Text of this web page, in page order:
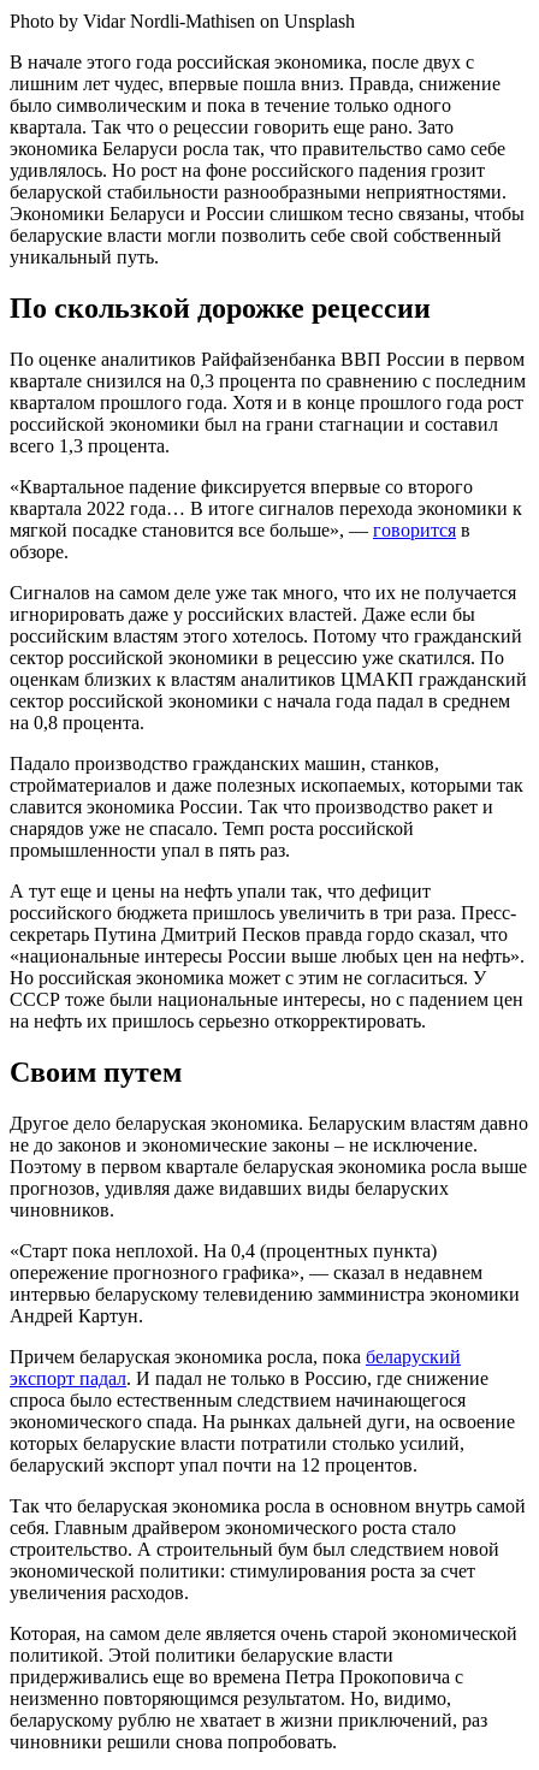
Photo by Vidar Nordli-Mathisen on Unsplash
В начале этого года российская экономика, после двух с
лишним лет чудес, впервые пошла вниз. Правда, снижение
было символическим и пока в течение только одного
квартала. Так что о рецессии говорить еще рано. Зато
экономика Беларуси росла так, что правительство само себе
удивлялось. Но рост на фоне российского падения грозит
беларуской стабильности разнообразными неприятностями.
Экономики Беларуси и России слишком тесно связаны, чтобы
беларуские власти могли позволить себе свой собственный
уникальный путь.
По скользкой дорожке рецессии
По оценке аналитиков Райфайзенбанка ВВП России в первом
квартале снизился на 0,3 процента по сравнению с последним
кварталом прошлого года. Хотя и в конце прошлого года рост
российской экономики был на грани стагнации и составил
всего 1,3 процента.
«Квартальное падение фиксируется впервые со второго
квартала 2022 года… В итоге сигналов перехода экономики к
мягкой посадке становится все больше», — говорится в
обзоре.
Сигналов на самом деле уже так много, что их не получается
игнорировать даже у российских властей. Даже если бы
российским властям этого хотелось. Потому что гражданский
сектор российской экономики в рецессию уже скатился. По
оценкам близких к властям аналитиков ЦМАКП гражданский
сектор российской экономики с начала года падал в среднем
на 0,8 процента.
Падало производство гражданских машин, станков,
стройматериалов и даже полезных ископаемых, которыми так
славится экономика России. Так что производство ракет и
снарядов уже не спасало. Темп роста российской
промышленности упал в пять раз.
А тут еще и цены на нефть упали так, что дефицит
российского бюджета пришлось увеличить в три раза. Пресс-
секретарь Путина Дмитрий Песков правда гордо сказал, что
«национальные интересы России выше любых цен на нефть».
Но российская экономика может с этим не согласиться. У
СССР тоже были национальные интересы, но с падением цен
на нефть их пришлось серьезно откорректировать.
Своим путем
Другое дело беларуская экономика. Беларуским властям давно
не до законов и экономические законы – не исключение.
Поэтому в первом квартале беларуская экономика росла выше
прогнозов, удивляя даже видавших виды беларуских
чиновников.
«Старт пока неплохой. На 0,4 (процентных пункта)
опережение прогнозного графика», — сказал в недавнем
интервью беларускому телевидению замминистра экономики
Андрей Картун.
Причем беларуская экономика росла, пока беларуский
экспорт падал. И падал не только в Россию, где снижение
спроса было естественным следствием начинающегося
экономического спада. На рынках дальней дуги, на освоение
которых беларуские власти потратили столько усилий,
беларуский экспорт упал почти на 12 процентов.
Так что беларуская экономика росла в основном внутрь самой
себя. Главным драйвером экономического роста стало
строительство. А строительный бум был следствием новой
экономической политики: стимулирования роста за счет
увеличения расходов.
Которая, на самом деле является очень старой экономической
политикой. Этой политики беларуские власти
придерживались еще во времена Петра Прокоповича с
неизменно повторяющимся результатом. Но, видимо,
беларускому рублю не хватает в жизни приключений, раз
чиновники решили снова попробовать.